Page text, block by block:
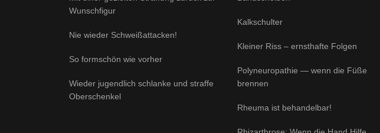
Wunschfigur
Nie wieder Schweißattacken!
So formschön wie vorher
Wieder jugendlich schlanke und straffe
Oberschenkel
Kalkschulter
Kleiner Riss – ernsthafte Folgen
Polyneuropathie — wenn die Füße
brennen
Rheuma ist behandelbar!